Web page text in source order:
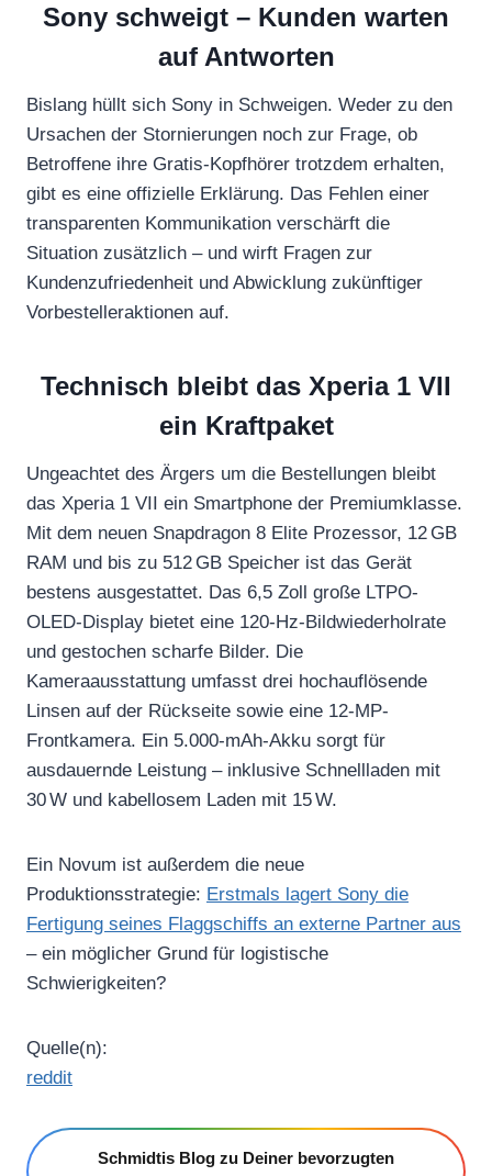
Sony schweigt – Kunden warten
auf Antworten
Bislang hüllt sich Sony in Schweigen. Weder zu den
Ursachen der Stornierungen noch zur Frage, ob
Betroffene ihre Gratis-Kopfhörer trotzdem erhalten,
gibt es eine offizielle Erklärung. Das Fehlen einer
transparenten Kommunikation verschärft die
Situation zusätzlich – und wirft Fragen zur
Kundenzufriedenheit und Abwicklung zukünftiger
Vorbestelleraktionen auf.
Technisch bleibt das Xperia 1 VII
ein Kraftpaket
Ungeachtet des Ärgers um die Bestellungen bleibt
das Xperia 1 VII ein Smartphone der Premiumklasse.
Mit dem neuen Snapdragon 8 Elite Prozessor, 12 GB
RAM und bis zu 512 GB Speicher ist das Gerät
bestens ausgestattet. Das 6,5 Zoll große LTPO-
OLED-Display bietet eine 120-Hz-Bildwiederholrate
und gestochen scharfe Bilder. Die
Kameraausstattung umfasst drei hochauflösende
Linsen auf der Rückseite sowie eine 12-MP-
Frontkamera. Ein 5.000-mAh-Akku sorgt für
ausdauernde Leistung – inklusive Schnellladen mit
30 W und kabellosem Laden mit 15 W.
Ein Novum ist außerdem die neue
Produktionsstrategie: Erstmals lagert Sony die
Fertigung seines Flaggschiffs an externe Partner aus
– ein möglicher Grund für logistische
Schwierigkeiten?
Quelle(n):
reddit
Schmidtis Blog zu Deiner bevorzugten